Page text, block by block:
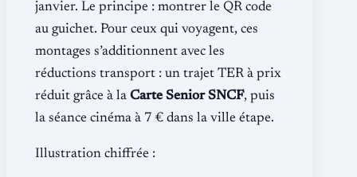
janvier. Le principe : montrer le QR code
au guichet. Pour ceux qui voyagent, ces
montages s’additionnent avec les
réductions transport : un trajet TER à prix
réduit grâce à la Carte Senior SNCF, puis
la séance cinéma à 7 € dans la ville étape.
Illustration chiffrée :